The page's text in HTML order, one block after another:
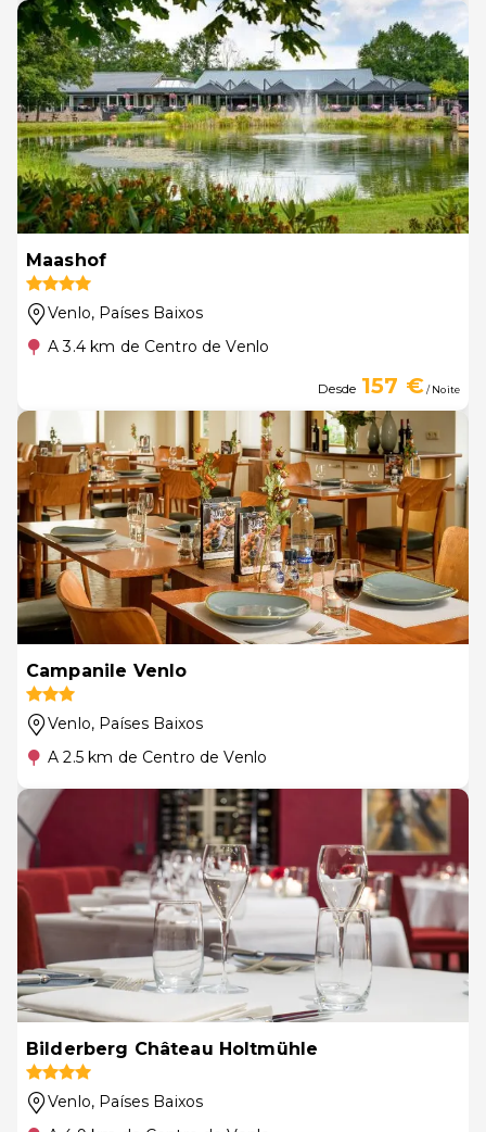
Maashof
Venlo, Países Baixos
A 3.4 km de Centro de Venlo
Desde 157 €/ Noite
Campanile Venlo
Venlo, Países Baixos
A 2.5 km de Centro de Venlo
Bilderberg Château Holtmühle
Venlo, Países Baixos